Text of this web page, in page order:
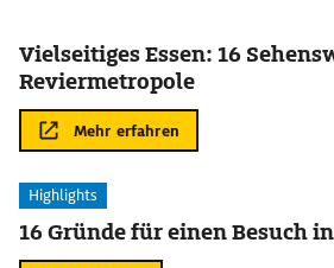
Vielseitiges Essen: 16
Reviermetropole
Mehr erfahren
Highlights
16 Gründe für einen Besuch